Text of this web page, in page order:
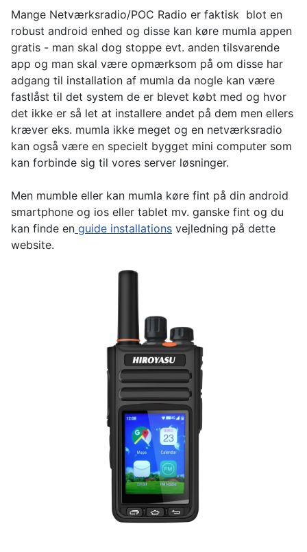
Mange Netværksradio/POC Radio er faktisk blot en
robust android enhed og disse kan køre mumla appen
gratis - man skal dog stoppe evt. anden tilsvarende
app og man skal være opmærksom på om disse har
adgang til installation af mumla da nogle kan være
fastlåst til det system de er blevet købt med og hvor
det ikke er så let at installere andet på dem men ellers
kræver eks. mumla ikke meget og en netværksradio
kan også være en specielt bygget mini computer som
kan forbinde sig til vores server løsninger.
Men mumble eller kan mumla køre fint på din android
smartphone og ios eller tablet mv. ganske fint og du
kan finde en guide installations vejledning på dette
website.